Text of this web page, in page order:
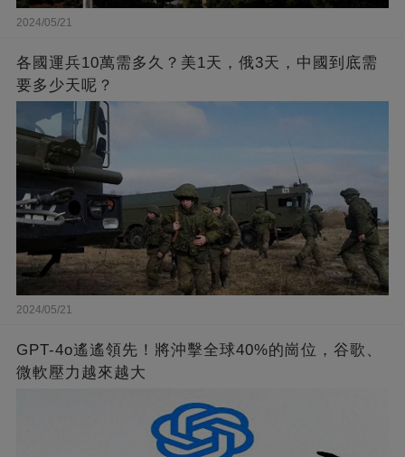
2024/05/21
各國運兵10萬需多久？美1天，俄3天，中國到底需
要多少天呢？
2024/05/21
GPT-4o遙遙領先！將沖擊全球40%的崗位，谷歌、
微軟壓力越來越大